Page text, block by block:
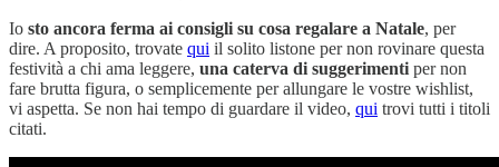
Io sto ancora ferma ai consigli su cosa regalare a Natale, per
dire. A proposito, trovate qui il solito listone per non rovinare questa
festività a chi ama leggere, una caterva di suggerimenti per non
fare brutta figura, o semplicemente per allungare le vostre wishlist,
vi aspetta. Se non hai tempo di guardare il video, qui trovi tutti i titoli
citati.